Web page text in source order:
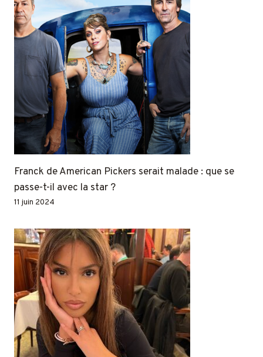
Franck de American Pickers serait malade : que se
passe-t-il avec la star ?
11 juin 2024